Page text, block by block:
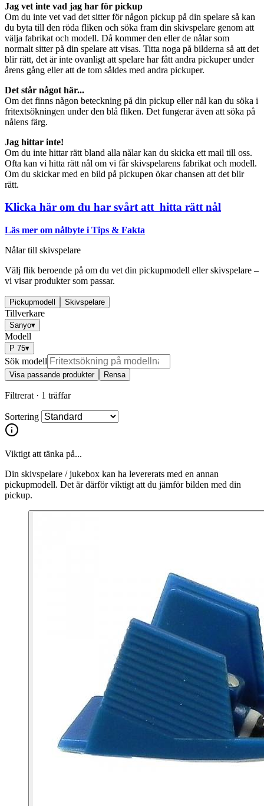
Jag vet inte vad jag har för pickup
Om du inte vet vad det sitter för någon pickup på din spelare så kan
du byta till den röda fliken och söka fram din skivspelare genom att
välja fabrikat och modell. Då kommer den eller de nålar som
normalt sitter på din spelare att visas. Titta noga på bilderna så att det
blir rätt, det är inte ovanligt att spelare har fått andra pickuper under
årens gång eller att de tom såldes med andra pickuper.
Det står något här...
Om det finns någon beteckning på din pickup eller nål kan du söka i
fritextsökningen under den blå fliken. Det fungerar även att söka på
nålens färg.
Jag hittar inte!
Om du inte hittar rätt bland alla nålar kan du skicka ett mail till oss.
Ofta kan vi hitta rätt nål om vi får skivspelarens fabrikat och modell.
Om du skickar med en bild på pickupen ökar chansen att det blir
rätt.
Klicka här om du har svårt att hitta rätt nål
Läs mer om nålbyte i Tips & Fakta
Nålar till skivspelare
Välj flik beroende på om du vet din pickupmodell eller skivspelare –
vi visar produkter som passar.
Pickupmodell Skivspelare
Tillverkare
Sanyo▾
Modell
P 75▾
Sök modell
Visa passande produkter Rensa
Filtrerat · 1 träffar
Sortering
Viktigt att tänka på...
Din skivspelare / jukebox kan ha levererats med en annan
pickupmodell. Det är därför viktigt att du jämför bilden med din
pickup.